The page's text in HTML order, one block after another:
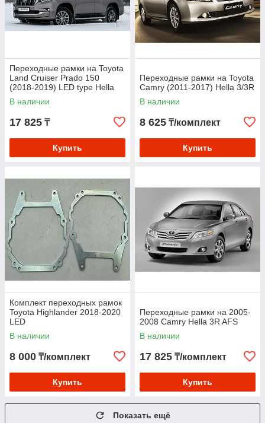
Переходные рамки на Toyota
Land Cruiser Prado 150
(2018-2019) LED type Hella
3R
В наличии
17 825 ₸
Купить
Переходные рамки на Toyota
Camry (2011-2017) Hella 3/3R
В наличии
8 625 ₸/комплект
Купить
Комплект переходных рамок
Toyota Highlander 2018-2020
LED
В наличии
8 000 ₸/комплект
Купить
Переходные рамки на 2005-
2008 Camry Hella 3R AFS
В наличии
17 825 ₸/комплект
Купить
Показать ещё